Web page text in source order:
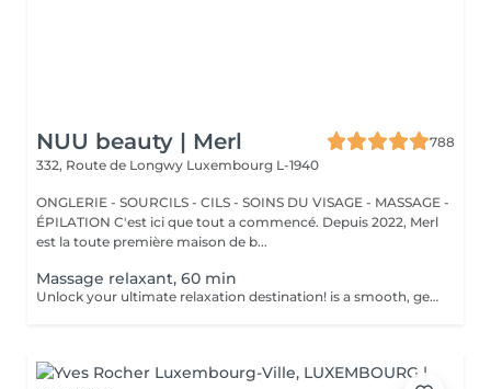
NUU beauty | Merl
788
332, Route de Longwy Luxembourg L-1940
ONGLERIE - SOURCILS - CILS - SOINS DU VISAGE - MASSAGE -
ÉPILATION C'est ici que tout a commencé. Depuis 2022, Merl
est la toute première maison de b...
Massage relaxant, 60 min
Unlock your ultimate relaxation destination! is a smooth, gentle treatment that relieves muscular tension, increases circulation, and promotes a general sense of relaxation. Benefits of getting a relaxing massage: - improves sleep - reduce stress - eases muscle tension How is a relaxing massage done? - head and neck are massaged - shoulders and back are massaged - hands and arms are massaged - feet and legs are massaged - belly is massaged Age restrictions: there are no age restrictions for this procedure. Post procedure recommendations: do not do sport and any sharp movements 2-3 hours after the procedure. Frequency: 1-2 times per week, 10 times in total. Repeat once in 3-6 months.